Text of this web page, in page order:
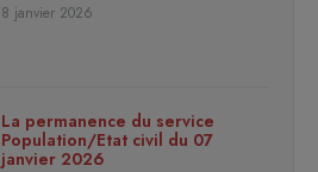
8 janvier 2026
La permanence du service
Population/Etat civil du 07
janvier 2026